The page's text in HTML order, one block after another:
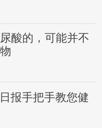
酸的，可能并不
报手把手教您健